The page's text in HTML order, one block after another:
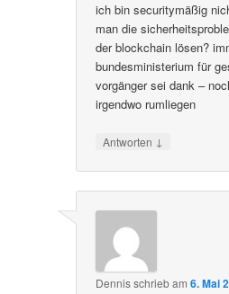
ich bin securitymäßig
man die
der blockchain lösen?
bundesministerium für
vorgänger sei dank –
irgendwo rumliegen
Antworten ↓
Dennisschriebam6. Mai